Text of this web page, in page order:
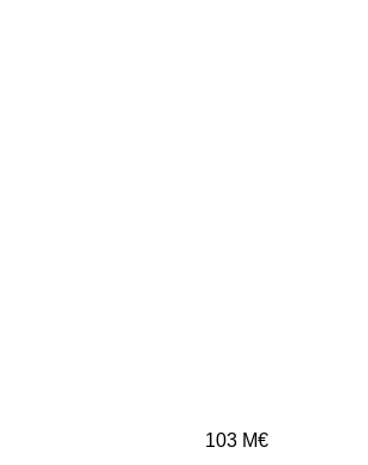
103 M€